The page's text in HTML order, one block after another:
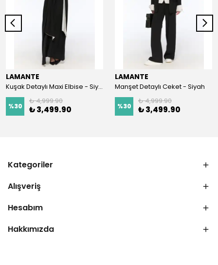
LAMANTE
Kuşak Detaylı Maxi Elbise - Siyah
%30
₺ 4,999.90
₺ 3,499.90
LAMANTE
Manşet Detaylı Ceket - Siyah
%30
₺ 4,999.90
₺ 3,499.90
Kategoriler
Alışveriş
Hesabım
Hakkımızda